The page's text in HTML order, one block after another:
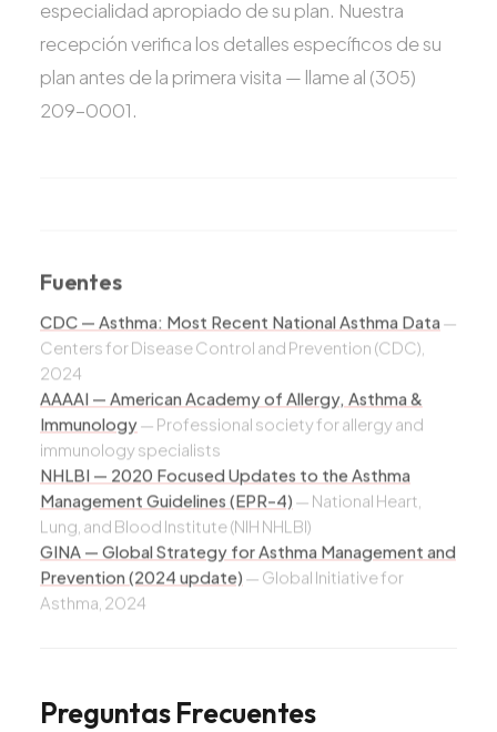
recepción verifica los detalles específicos de su
plan antes de la primera visita — llame al (305)
209-0001.
Centers for Disease Control and Prevention (CDC),
2024
AAAAI — American Academy of Allergy, Asthma &
Immunology—Professional society for allergy and
immunology specialists
NHLBI — 2020 Focused Updates to the Asthma
Management Guidelines (EPR-4)—National Heart,
Lung, and Blood Institute (NIH NHLBI)
GINA — Global Strategy for Asthma Management and
Prevention (2024 update)—Global Initiative for
Asthma, 2024
Preguntas Frecuentes